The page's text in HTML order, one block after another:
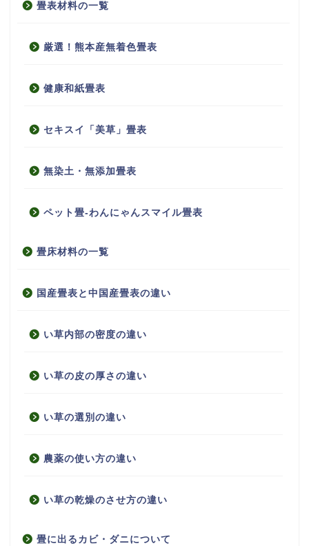
畳表材料の一覧
厳選！熊本産無着色畳表
健康和紙畳表
セキスイ「美草」畳表
無染土・無添加畳表
ペット畳-わんにゃんスマイル畳表
畳床材料の一覧
国産畳表と中国産畳表の違い
い草内部の密度の違い
い草の皮の厚さの違い
い草の選別の違い
農薬の使い方の違い
い草の乾燥のさせ方の違い
畳に出るカビ・ダニについて